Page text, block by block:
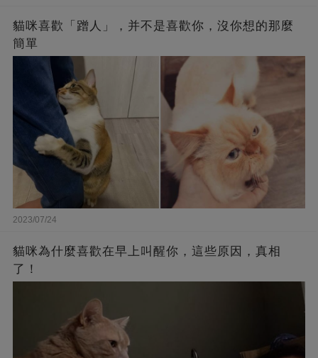
貓咪喜歡「蹭人」，并不是喜歡你，沒你想的那麼
簡單
2023/07/24
貓咪為什麼喜歡在早上叫醒你，這些原因，真相
了！